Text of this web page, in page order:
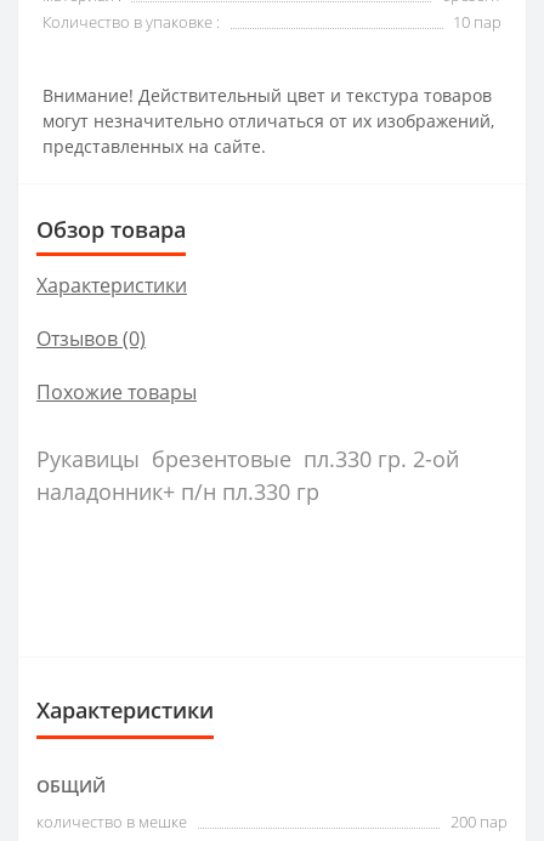
Количество в упаковке :
10 пар
Внимание! Действительный цвет и текстура товаров
могут незначительно отличаться от их изображений,
представленных на сайте.
Обзор товара
Характеристики
Отзывов (0)
Похожие товары
Рукавицы брезентовые пл.330 гр. 2-ой
наладонник+ п/н пл.330 гр
Характеристики
ОБЩИЙ
количество в мешке
200 пар